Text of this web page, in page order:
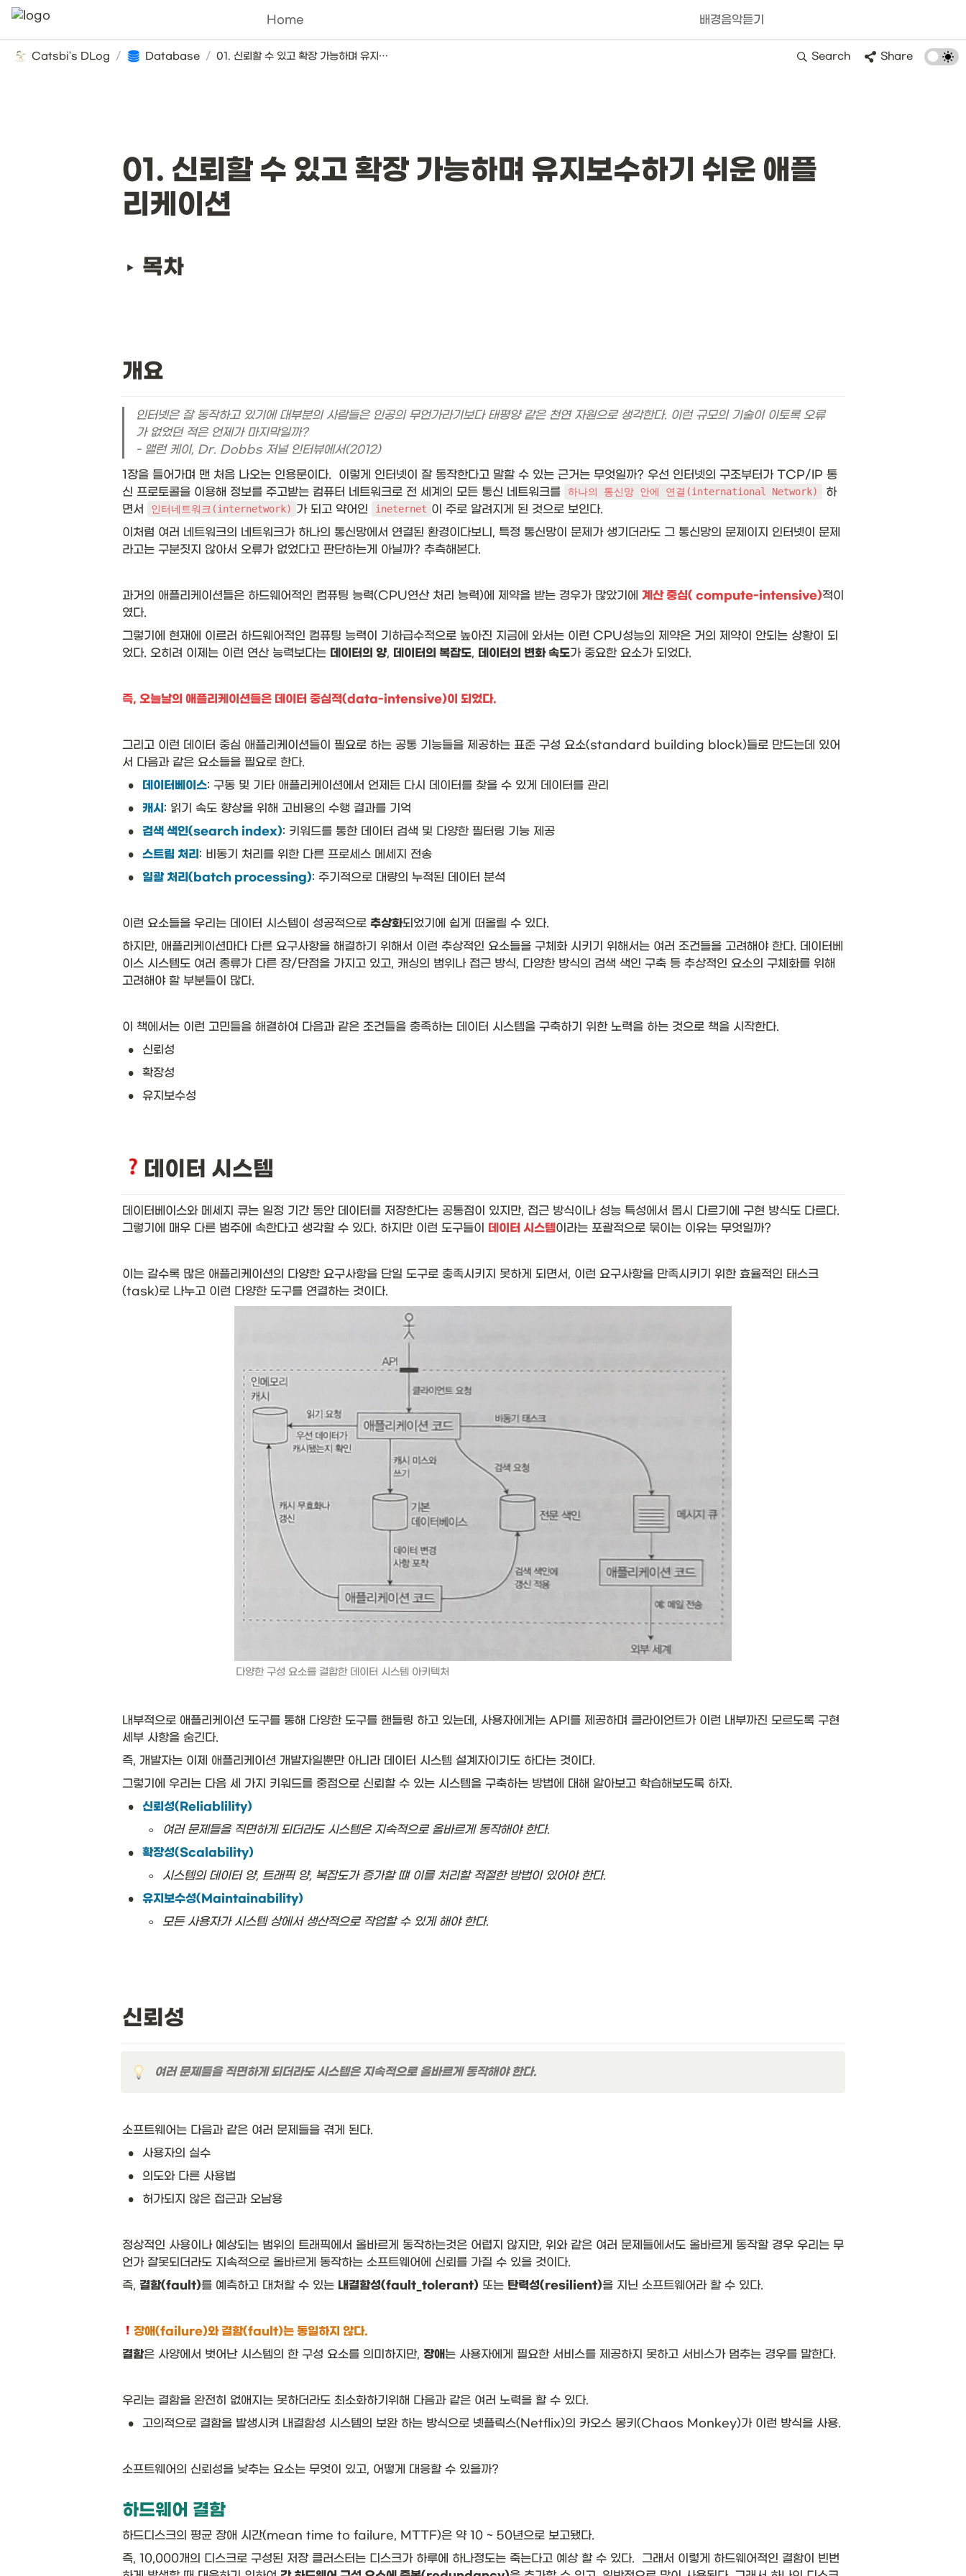
Home 배경음악듣기
Catsbi's DLog / Database / 01. 신뢰할 수 있고 확장 가능하며 유지보수하기 쉬운 애플리케이션 Search Share
01. 신뢰할 수 있고 확장 가능하며 유지보수하기 쉬운 애플
리케이션
목차
개요
인터넷은 잘 동작하고 있기에 대부분의 사람들은 인공의 무언가라기보다 태평양 같은 천연 자원으로 생각한다. 이런 규모의 기술이 이토록 오류
가 없었던 적은 언제가 마지막일까?
- 앨런 케이, Dr. Dobbs 저널 인터뷰에서(2012)
1장을 들어가며 맨 처음 나오는 인용문이다.  이렇게 인터넷이 잘 동작한다고 말할 수 있는 근거는 무엇일까? 우선 인터넷의 구조부터가 TCP/IP 통
신 프로토콜을 이용해 정보를 주고받는 컴퓨터 네트워크로 전 세계의 모든 통신 네트워크를
하나의 통신망 안에 연결(international Network)
하
면서
인터네트워크(internetwork) 가 되고 약어인 ineternet 이 주로 알려지게 된 것으로 보인다.
이처럼 여러 네트워크의 네트워크가 하나의 통신망에서 연결된 환경이다보니, 특정 통신망이 문제가 생기더라도 그 통신망의 문제이지 인터넷이 문제
라고는 구분짓지 않아서 오류가 없었다고 판단하는게 아닐까? 추측해본다.
과거의 애플리케이션들은 하드웨어적인 컴퓨팅 능력(CPU연산 처리 능력)에 제약을 받는 경우가 많았기에 계산 중심( compute-intensive)적이
였다.
그렇기에 현재에 이르러 하드웨어적인 컴퓨팅 능력이 기하급수적으로 높아진 지금에 와서는 이런 CPU성능의 제약은 거의 제약이 안되는 상황이 되
었다. 오히려 이제는 이런 연산 능력보다는 데이터의 양, 데이터의 복잡도, 데이터의 변화 속도가 중요한 요소가 되었다.
즉, 오늘날의 애플리케이션들은 데이터 중심적(data-intensive)이 되었다.
그리고 이런 데이터 중심 애플리케이션들이 필요로 하는 공통 기능들을 제공하는 표준 구성 요소(standard building block)들로 만드는데 있어
서 다음과 같은 요소들을 필요로 한다.
• 데이터베이스: 구동 및 기타 애플리케이션에서 언제든 다시 데이터를 찾을 수 있게 데이터를 관리
• 캐시: 읽기 속도 향상을 위해 고비용의 수행 결과를 기억
• 검색 색인(search index): 키워드를 통한 데이터 검색 및 다양한 필터링 기능 제공
• 스트림 처리: 비동기 처리를 위한 다른 프로세스 메세지 전송
• 일괄 처리(batch processing): 주기적으로 대량의 누적된 데이터 분석
이런 요소들을 우리는 데이터 시스템이 성공적으로 추상화되었기에 쉽게 떠올릴 수 있다.
하지만, 애플리케이션마다 다른 요구사항을 해결하기 위해서 이런 추상적인 요소들을 구체화 시키기 위해서는 여러 조건들을 고려해야 한다. 데이터베
이스 시스템도 여러 종류가 다른 장/단점을 가지고 있고, 캐싱의 범위나 접근 방식, 다양한 방식의 검색 색인 구축 등 추상적인 요소의 구체화를 위해
고려해야 할 부분들이 많다.
이 책에서는 이런 고민들을 해결하여 다음과 같은 조건들을 충족하는 데이터 시스템을 구축하기 위한 노력을 하는 것으로 책을 시작한다.
• 신뢰성
• 확장성
• 유지보수성
데이터 시스템
데이터베이스와 메세지 큐는 일정 기간 동안 데이터를 저장한다는 공통점이 있지만, 접근 방식이나 성능 특성에서 몹시 다르기에 구현 방식도 다르다.
그렇기에 매우 다른 범주에 속한다고 생각할 수 있다. 하지만 이런 도구들이 데이터 시스템이라는 포괄적으로 묶이는 이유는 무엇일까?
이는 갈수록 많은 애플리케이션의 다양한 요구사항을 단일 도구로 충족시키지 못하게 되면서, 이런 요구사항을 만족시키기 위한 효율적인 태스크
(task)로 나누고 이런 다양한 도구를 연결하는 것이다.
다양한 구성 요소를 결합한 데이터 시스템 아키텍처
내부적으로 애플리케이션 도구를 통해 다양한 도구를 핸들링 하고 있는데, 사용자에게는 API를 제공하며 클라이언트가 이런 내부까진 모르도록 구현
세부 사항을 숨긴다.
즉, 개발자는 이제 애플리케이션 개발자일뿐만 아니라 데이터 시스템 설계자이기도 하다는 것이다.
그렇기에 우리는 다음 세 가지 키워드를 중점으로 신뢰할 수 있는 시스템을 구축하는 방법에 대해 알아보고 학습해보도록 하자.
• 신뢰성(Reliablility)
◦ 여러 문제들을 직면하게 되더라도 시스템은 지속적으로 올바르게 동작해야 한다.
• 확장성(Scalability)
◦ 시스템의 데이터 양, 트래픽 양, 복잡도가 증가할 떄 이를 처리할 적절한 방법이 있어야 한다.
• 유지보수성(Maintainability)
◦ 모든 사용자가 시스템 상에서 생산적으로 작업할 수 있게 해야 한다.
신뢰성
여러 문제들을 직면하게 되더라도 시스템은 지속적으로 올바르게 동작해야 한다.
소프트웨어는 다음과 같은 여러 문제들을 겪게 된다.
• 사용자의 실수
• 의도와 다른 사용법
• 허가되지 않은 접근과 오남용
정상적인 사용이나 예상되는 범위의 트래픽에서 올바르게 동작하는것은 어렵지 않지만, 위와 같은 여러 문제들에서도 올바르게 동작할 경우 우리는 무
언가 잘못되더라도 지속적으로 올바르게 동작하는 소프트웨어에 신뢰를 가질 수 있을 것이다.
즉, 결함(fault)를 예측하고 대처할 수 있는 내결함성(fault_tolerant) 또는 탄력성(resilient)을 지닌 소프트웨어라 할 수 있다.
장애(failure)와 결함(fault)는 동일하지 않다.
결함은 사양에서 벗어난 시스템의 한 구성 요소를 의미하지만, 장애는 사용자에게 필요한 서비스를 제공하지 못하고 서비스가 멈추는 경우를 말한다.
우리는 결함을 완전히 없애지는 못하더라도 최소화하기위해 다음과 같은 여러 노력을 할 수 있다.
•
소프트웨어의 신뢰성을 낮추는 요소는 무엇이 있고, 어떻게 대응할 수 있을까?
하드웨어 결함
하드디스크의 평균 장애 시간(mean time to failure, MTTF)은 약 10 ~ 50년으로 보고됐다.
즉, 10,000개의 디스크로 구성된 저장 클러스터는 디스크가 하루에 하나정도는 죽는다고 예상 할 수 있다.  그래서 이렇게 하드웨어적인 결함이 빈번